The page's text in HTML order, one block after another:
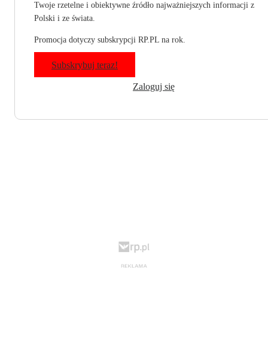
Twoje rzetelne i obiektywne źródło najważniejszych informacji z
Polski i ze świata.
Promocja dotyczy subskrypcji RP.PL na rok.
Subskrybuj teraz!
Zaloguj się